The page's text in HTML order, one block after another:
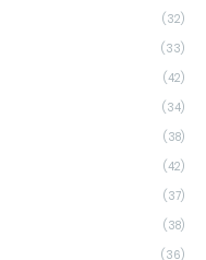
(32)
(33)
(42)
(34)
(38)
(42)
(37)
(38)
(36)